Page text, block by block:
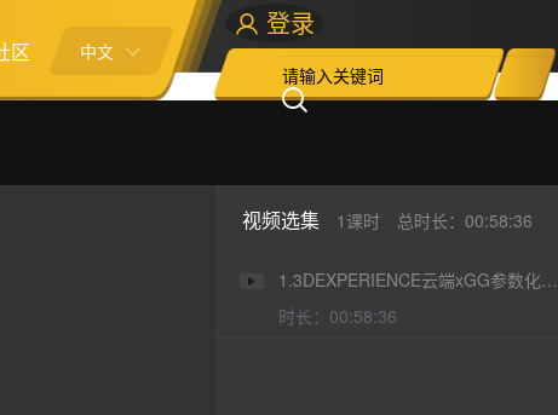
区 中文
登录
视频选集 1课时 总时长：00:58:36
1.3DEXPERIENCE云端xGG参数化曲面建模体验
时长：00:58:36